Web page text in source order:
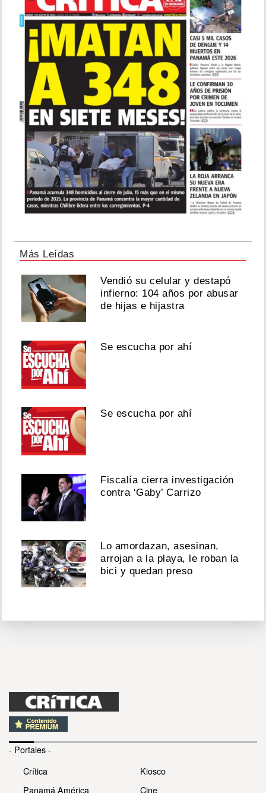
Más Leídas
Vendió su celular y destapó
infierno: 104 años por abusar
de hijas e hijastra
Se escucha por ahí
Se escucha por ahí
Fiscalía cierra investigación
contra ‘Gaby’ Carrizo
Lo amordazan, asesinan,
arrojan a la playa, le roban la
bici y quedan preso
- Portales -
Crítica
Panamá América
Kiosco
Cine